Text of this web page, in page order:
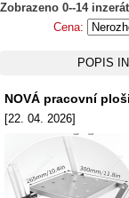
Zobrazeno 0--14
Cena:
POPIS
NOVÁ pracovní
[22. 04. 2026]